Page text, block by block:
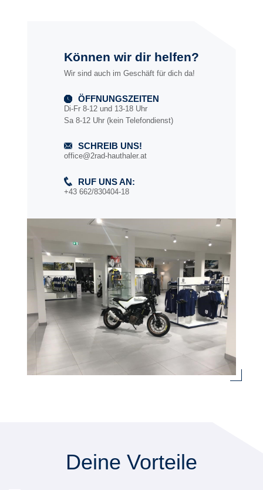
Können wir dir helfen?
Wir sind auch im Geschäft für dich da!
ÖFFNUNGSZEITEN
Di-Fr 8-12 und 13-18 Uhr
Sa 8-12 Uhr (kein Telefondienst)
SCHREIB UNS!
office@2rad-hauthaler.at
RUF UNS AN:
+43 662/830404-18
Deine Vorteile